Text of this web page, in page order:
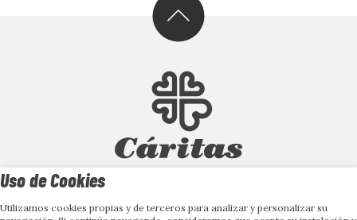
Uso de Cookies
Utilizamos cookies propias y de terceros para analizar y personalizar su